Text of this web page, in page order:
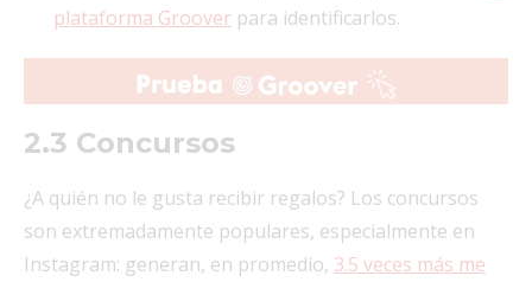
plataforma Groover para identificarlos.
2.3 Concursos
¿A quién no le gusta recibir regalos? Los concursos
son extremadamente populares, especialmente en
Instagram: generan, en promedio, 3.5 veces más me